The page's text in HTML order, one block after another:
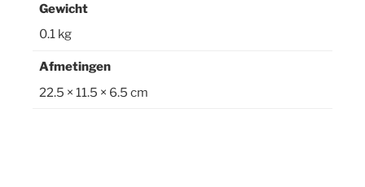
Gewicht
0.1 kg
Afmetingen
22.5 × 11.5 × 6.5 cm